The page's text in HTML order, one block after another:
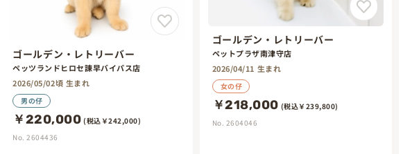
ゴールデン・レトリーバー
ペッツランドヒロセ諫早バイパス店
2026/05/02頃 生まれ
男の仔
￥220,000 (税込￥242,000)
No. 2604436
ゴールデン・レトリーバー
ペットプラザ南津守店
2026/04/11 生まれ
女の仔
￥218,000 (税込￥239,800)
No. 2604046